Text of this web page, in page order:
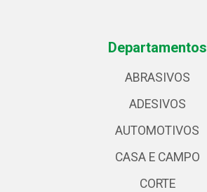
Departamentos
ABRASIVOS
ADESIVOS
AUTOMOTIVOS
CASA E CAMPO
CORTE